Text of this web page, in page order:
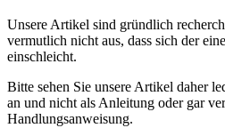
Unsere Artikel sind gründlich
vermutlich nicht aus, dass sich der
einschleicht.
Bitte sehen Sie unsere Artikel daher
an und nicht als Anleitung oder gar
Handlungsanweisung.